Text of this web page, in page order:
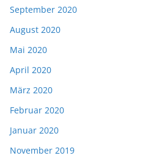
September 2020
August 2020
Mai 2020
April 2020
März 2020
Februar 2020
Januar 2020
November 2019